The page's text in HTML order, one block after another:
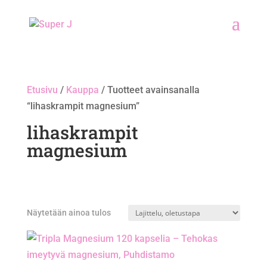
Etusivu / Kauppa / Tuotteet avainsanalla
“lihaskrampit magnesium”
lihaskrampit
magnesium
Näytetään ainoa tulos